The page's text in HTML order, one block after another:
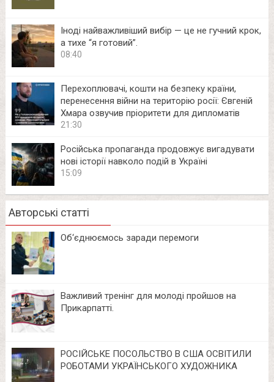
Іноді найважливіший вибір — це не гучний крок,
а тихе “я готовий”.
08:40
Перехоплювачі, кошти на безпеку країни,
перенесення війни на територію росії: Євгеній
Хмара озвучив пріоритети для дипломатів
21:30
Російська пропаганда продовжує вигадувати
нові історії навколо подій в Україні
15:09
Авторські статті
Об‘єднюємось заради перемоги
Важливий тренінг для молоді пройшов на
Прикарпатті.
РОСІЙСЬКЕ ПОСОЛЬСТВО В США ОСВІТИЛИ
РОБОТАМИ УКРАЇНСЬКОГО ХУДОЖНИКА